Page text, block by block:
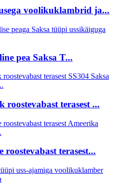
voolikuklambrid ja...
pea Saksa T...
roostevabast terasest ...
roostevabast terasest...